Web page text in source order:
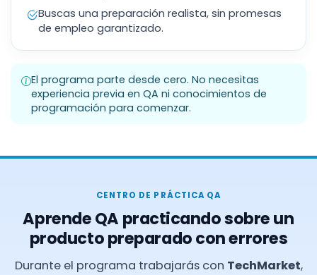
Buscas una preparación realista, sin promesas
de empleo garantizado.
El programa parte desde cero. No necesitas
experiencia previa en QA ni conocimientos de
programación para comenzar.
CENTRO DE PRÁCTICA QA
Aprende QA practicando sobre un
producto preparado con errores
Durante el programa trabajarás con TechMarket,